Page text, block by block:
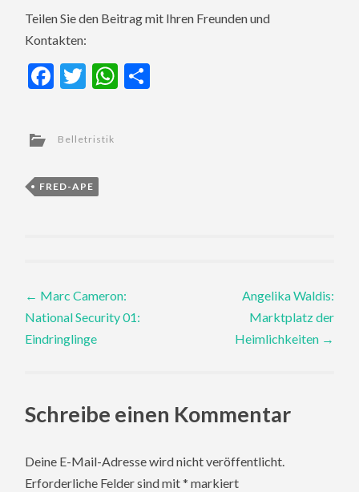
Teilen Sie den Beitrag mit Ihren Freunden und
Kontakten:
Facebook
TwitterWhatsApp
Belletristik
FRED-APE
Post
navigation
← Marc Cameron:
National Security 01:
Eindringlinge
Angelika Waldis:
Marktplatz der
Heimlichkeiten →
Schreibe einen Kommentar
Deine E-Mail-Adresse wird nicht veröffentlicht.
Erforderliche Felder sind mit* markiert